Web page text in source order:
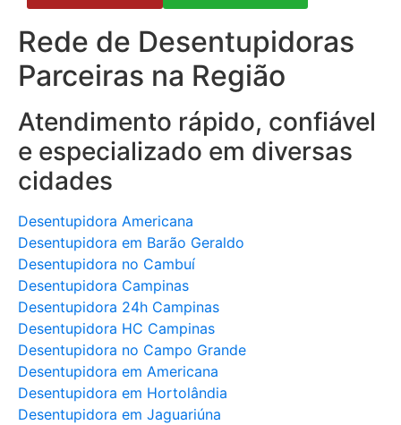
Rede de Desentupidoras
Parceiras na Região
Atendimento rápido, confiável
e especializado em diversas
cidades
Desentupidora Americana
Desentupidora em Barão Geraldo
Desentupidora no Cambuí
Desentupidora Campinas
Desentupidora 24h Campinas
Desentupidora HC Campinas
Desentupidora no Campo Grande
Desentupidora em Americana
Desentupidora em Hortolândia
Desentupidora em Jaguariúna